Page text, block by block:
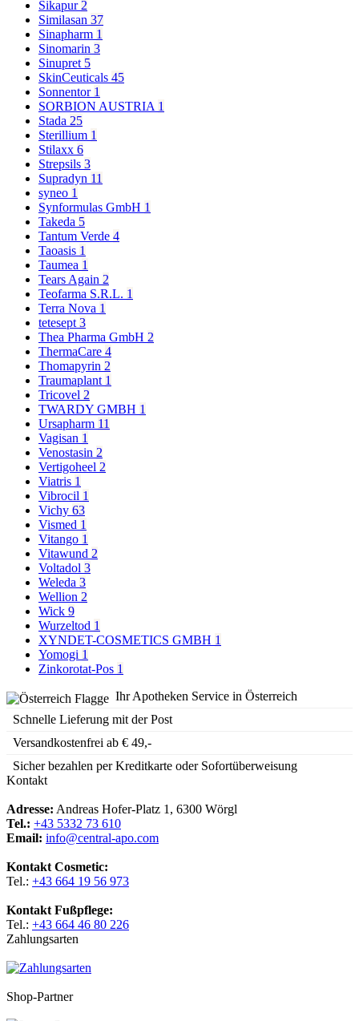
Sikapur2
Similasan 37
Sinapharm 1
Sinomarin 3
Sinupret 5
SkinCeuticals 45
Sonnentor 1
SORBION AUSTRIA 1
Stada 25
Sterillium 1
Stilaxx 6
Strepsils 3
Supradyn 11
syneo 1
Synformulas GmbH 1
Takeda 5
Tantum Verde 4
Taoasis 1
Taumea 1
Tears Again 2
Teofarma S.R.L. 1
Terra Nova 1
tetesept3
Thea Pharma GmbH 2
ThermaCare 4
Thomapyrin 2
Traumaplant 1
Tricovel 2
TWARDY GMBH 1
Ursapharm 11
Vagisan 1
Venostasin 2
Vertigoheel 2
Viatris 1
Vibrocil 1
Vichy 63
Vismed 1
Vitango 1
Vitawund 2
Voltadol 3
Weleda 3
Wellion 2
Wick 9
Wurzeltod 1
XYNDET-COSMETICS GMBH 1
Yomogi 1
Zinkorotat-Pos 1
Ihr Apotheken Service in Österreich
Schnelle Lieferung mit der Post
Versandkostenfrei ab € 49,-
Sicher bezahlen per Kreditkarte oder Sofortüberweisung
Kontakt
Adresse: Andreas Hofer-Platz 1, 6300 Wörgl
Tel.: +43 5332 73 610
Email: info@central-apo.com
Kontakt Cosmetic:
Tel.: +43 664 19 56 973
Kontakt Fußpflege:
Tel.: +43 664 46 80 226
Zahlungsarten
Shop-Partner